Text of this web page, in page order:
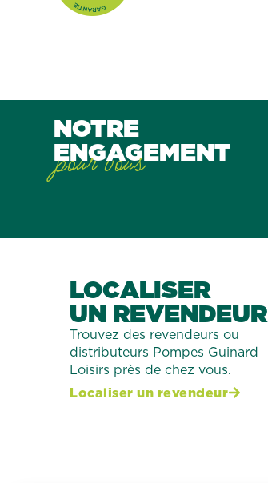
NOTRE
ENGAGEMENT
pour vous
LOCALISER
UN REVENDEUR
Trouvez des revendeurs ou
distributeurs Pompes Guinard
Loisirs près de chez vous.
Localiser un revendeur